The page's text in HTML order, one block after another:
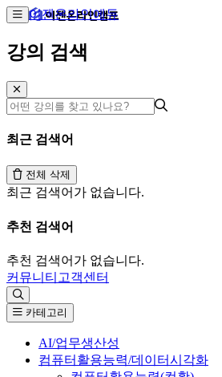
이젠온라인에듀
강의 검색
최근 검색어
전체 삭제
최근 검색어가 없습니다.
추천 검색어
추천 검색어가 없습니다.
커뮤니티 고객센터
카테고리
AI/업무생산성
컴퓨터활용능력/데이터시각화